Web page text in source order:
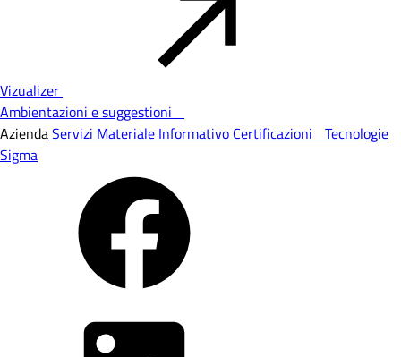
Vizualizer
Ambientazioni e suggestioni
AziendaServizi Materiale Informativo Certificazioni Tecnologie
Sigma